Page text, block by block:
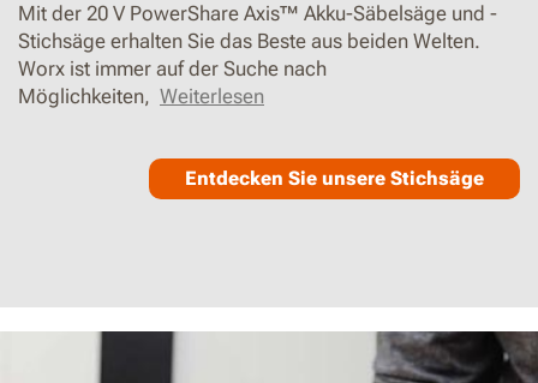
Mit der 20 V PowerShare Axis™ Akku-Säbelsäge und -
Stichsäge erhalten Sie das Beste aus beiden Welten.
Worx ist immer auf der Suche nach
Möglichkeiten, Weiterlesen
Entdecken Sie unsere Stichsäge